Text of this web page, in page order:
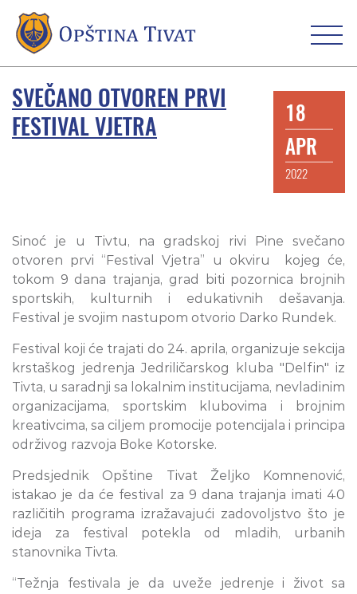
SVEČANO OTVOREN PRVI
FESTIVAL VJETRA
18
APR
2022
Sinoć je u Tivtu, na gradskoj rivi Pine svečano
otvoren prvi “Festival Vjetra” u okviru kojeg će,
tokom 9 dana trajanja, grad biti pozornica brojnih
sportskih, kulturnih i edukativnih dešavanja.
Festival je svojim nastupom otvorio Darko Rundek.
Festival koji će trajati do 24. aprila, organizuje sekcija
krstaškog jedrenja Jedriličarskog kluba "Delfin" iz
Tivta, u saradnji sa lokalnim institucijama, nevladinim
organizacijama, sportskim klubovima i brojnim
kreativcima, sa ciljem promocije potencijala i principa
održivog razvoja Boke Kotorske.
Predsjednik Opštine Tivat Željko Komnenović,
istakao je da će festival za 9 dana trajanja imati 40
različitih programa izražavajući zadovoljstvo što je
ideja za festival potekla od mladih, urbanih
stanovnika Tivta.
“Težnja festivala je da uveže jedrenje i život sa